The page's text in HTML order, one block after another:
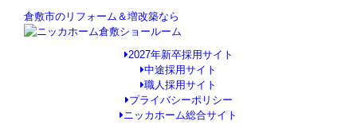
倉敷市のリフォーム＆増改築なら
2027年新卒採用サイト
中途採用サイト
職人採用サイト
プライバシーポリシー
ニッカホーム総合サイト